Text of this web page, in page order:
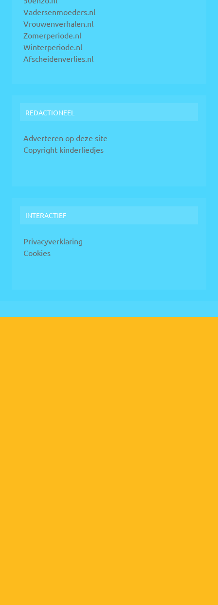
Vadersenmoeders.nl
Vrouwenverhalen.nl
Zomerperiode.nl
Winterperiode.nl
Afscheidenverlies.nl
REDACTIONEEL
Adverteren op deze site
Copyright kinderliedjes
INTERACTIEF
Privacyverklaring
Cookies